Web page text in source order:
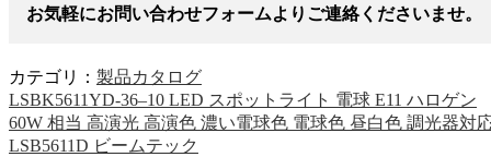
お気軽にお問い合わせフォームよりご連絡くださいませ。
カテゴリ： 製品カタログ
LSBK5611YD-36–10 LED スポットライト 電球 E11 ハロゲン
60W 相当 高演光 高演色 濃い電球色 電球色 昼白色 調光器対
LSB5611D ビームテック